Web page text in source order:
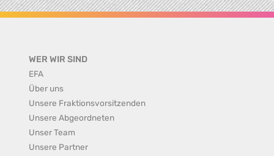
WER WIR SIND
EFA
Über uns
Unsere Fraktionsvorsitzenden
Unsere Abgeordneten
Unser Team
Unsere Partner